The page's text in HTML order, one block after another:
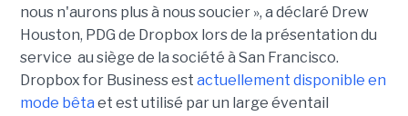
nous n'aurons plus à nous soucier », a déclaré Drew
Houston, PDG de Dropbox lors de la présentation du
service au siège de la société à San Francisco.
Dropbox for Business est actuellement disponible en
mode bêta et est utilisé par un large éventail